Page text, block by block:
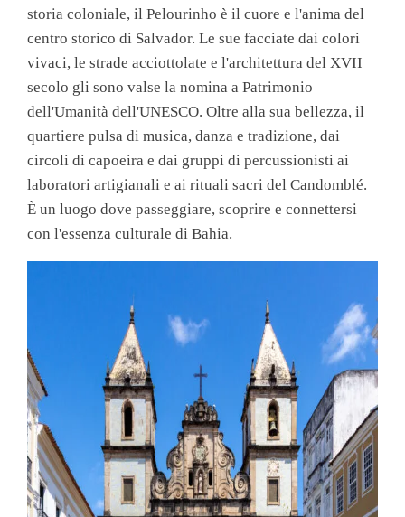
storia coloniale, il Pelourinho è il cuore e l'anima del
centro storico di Salvador. Le sue facciate dai colori
vivaci, le strade acciottolate e l'architettura del XVII
secolo gli sono valse la nomina a Patrimonio
dell'Umanità dell'UNESCO. Oltre alla sua bellezza, il
quartiere pulsa di musica, danza e tradizione, dai
circoli di capoeira e dai gruppi di percussionisti ai
laboratori artigianali e ai rituali sacri del Candomblé.
È un luogo dove passeggiare, scoprire e connettersi
con l'essenza culturale di Bahia.